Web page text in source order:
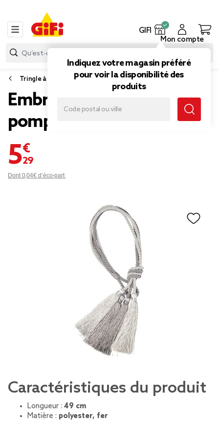
GIFI
Indiquez votre magasin préféré
pour voir la disponibilité des
produits
Mon compte
Tringle à rideau
Embrasse corde avec
pompon gris
5,29 €
Dont 0,04€ d’éco-part
Caractéristiques du produit
Longueur : 49 cm
Matière : polyester, fer